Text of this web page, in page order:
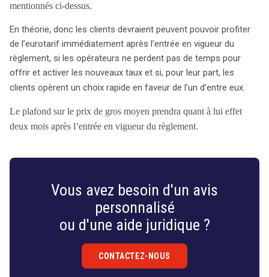
mentionnés ci-dessus.
En théorie, donc les clients devraient peuvent pouvoir profiter
de l’eurotarif immédiatement après l’entrée en vigueur du
règlement, si les opérateurs ne perdent pas de temps pour
offrir et activer les nouveaux taux et si, pour leur part, les
clients opèrent un choix rapide en faveur de l’un d’entre eux.
Le plafond sur le prix de gros moyen prendra quant à lui effet
deux mois après l’entrée en vigueur du règlement.
Vous avez besoin d'un avis
personnalisé
ou d'une aide juridique ?
CONTACTEZ-NOUS